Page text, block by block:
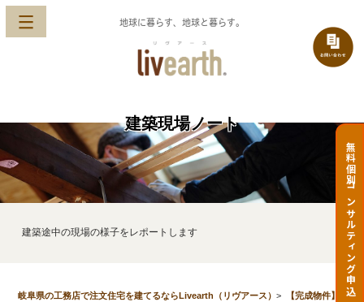
地球に暮らす、地球と暮らす。
無料個別コンサルティング申込
建築現場ノート
建築途中の現場の様子をレポートします
岐阜県の工務店で注文住宅を建てるならLivearth（リヴアース）>
【完成物件】